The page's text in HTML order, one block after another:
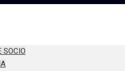
SOCIO